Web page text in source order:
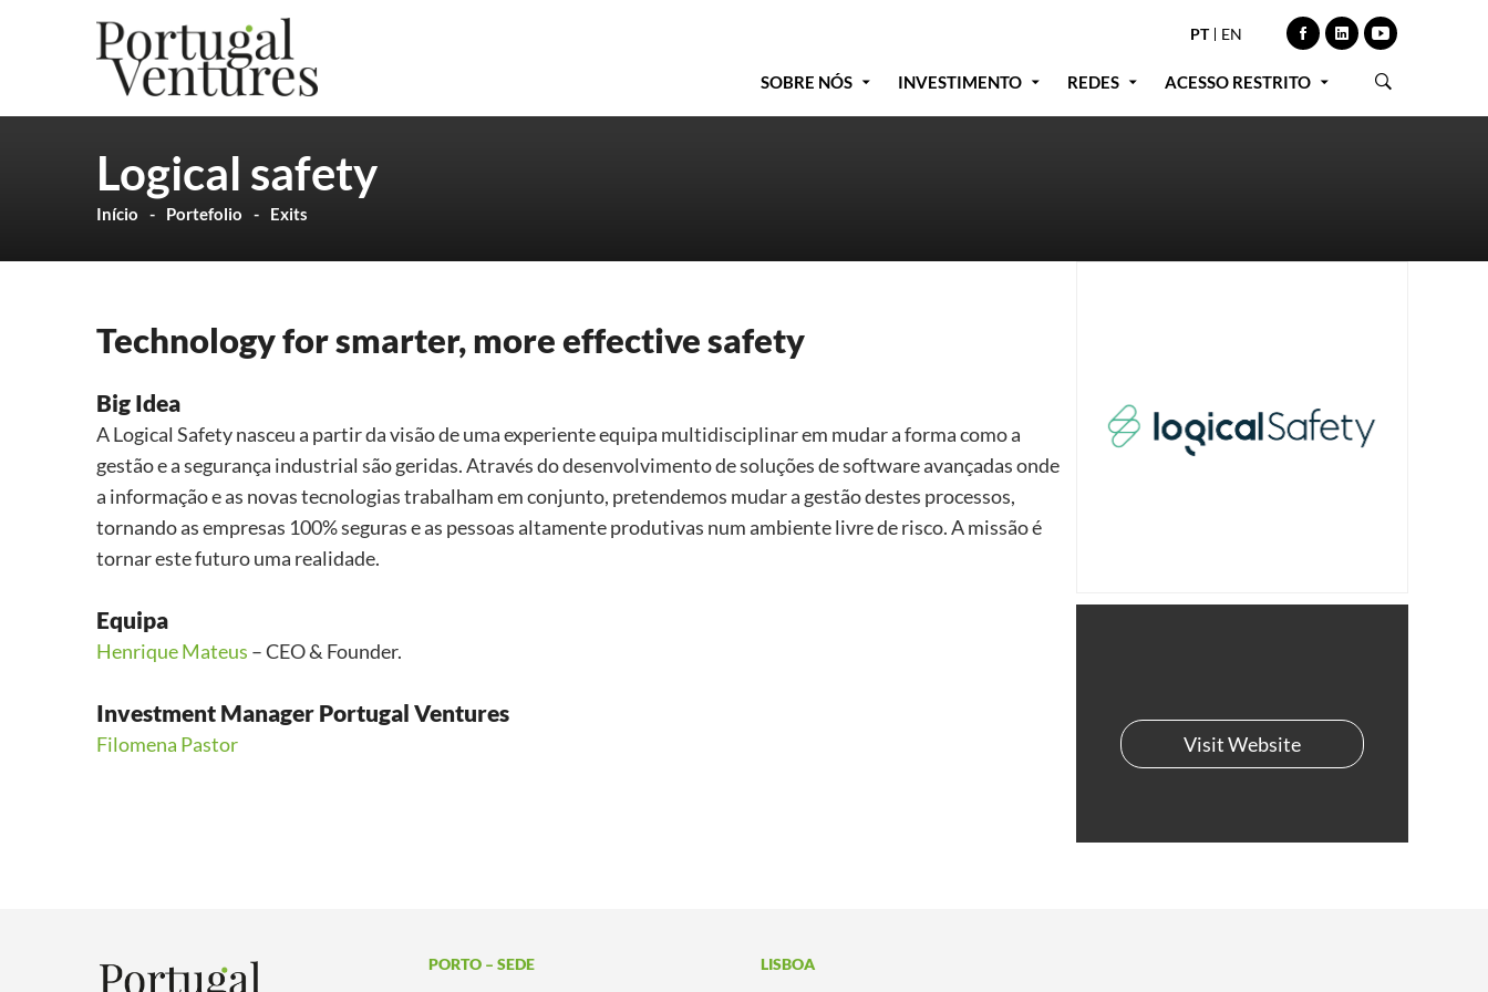
PT EN
SOBRE NÓS INVESTIMENTO REDES ACESSO RESTRITO
Logical safety
Início Portefolio Exits
Technology for smarter, more effective safety
Big Idea
A Logical Safety nasceu a partir da visão de uma experiente equipa multidisciplinar em mudar a forma como a
gestão e a segurança industrial são geridas. Através do desenvolvimento de soluções de software avançadas onde
a informação e as novas tecnologias trabalham em conjunto, pretendemos mudar a gestão destes processos,
tornando as empresas 100% seguras e as pessoas altamente produtivas num ambiente livre de risco. A missão é
tornar este futuro uma realidade.
Equipa
Henrique Mateus – CEO & Founder.
Investment Manager Portugal Ventures
Filomena Pastor Visit Website
PORTO – SEDE LISBOA